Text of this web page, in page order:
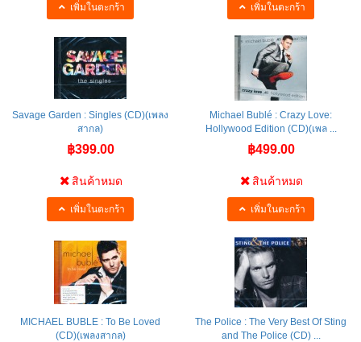
เพิ่มในตะกร้า เพิ่มในตะกร้า
Savage Garden : Singles (CD)(เพลง
สากล)
฿399.00
สินค้าหมด
เพิ่มในตะกร้า
Michael Bublé : Crazy Love:
Hollywood Edition (CD)(เพล ...
฿499.00
สินค้าหมด
เพิ่มในตะกร้า
MICHAEL BUBLE : To Be Loved
(CD)(เพลงสากล)
The Police : The Very Best Of Sting
and The Police (CD) ...